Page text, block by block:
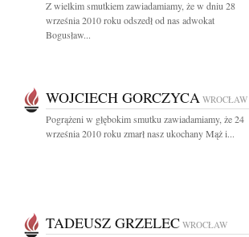
Z wielkim smutkiem zawiadamiamy, że w dniu 28
września 2010 roku odszedł od nas adwokat
Bogusław...
WOJCIECH GORCZYCA WROCŁAW
Pogrążeni w głębokim smutku zawiadamiamy, że 24
września 2010 roku zmarł nasz ukochany Mąż i...
TADEUSZ GRZELEC WROCŁAW